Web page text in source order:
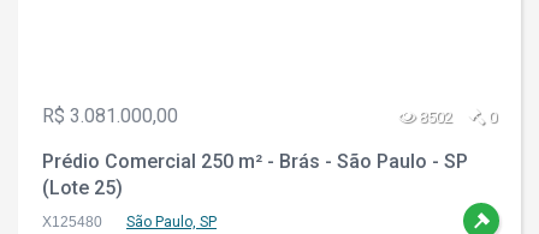
R$ 3.081.000,00 8502 0
Prédio Comercial 250 m² - Brás - São Paulo - SP
(Lote 25)
X125480 São Paulo, SP